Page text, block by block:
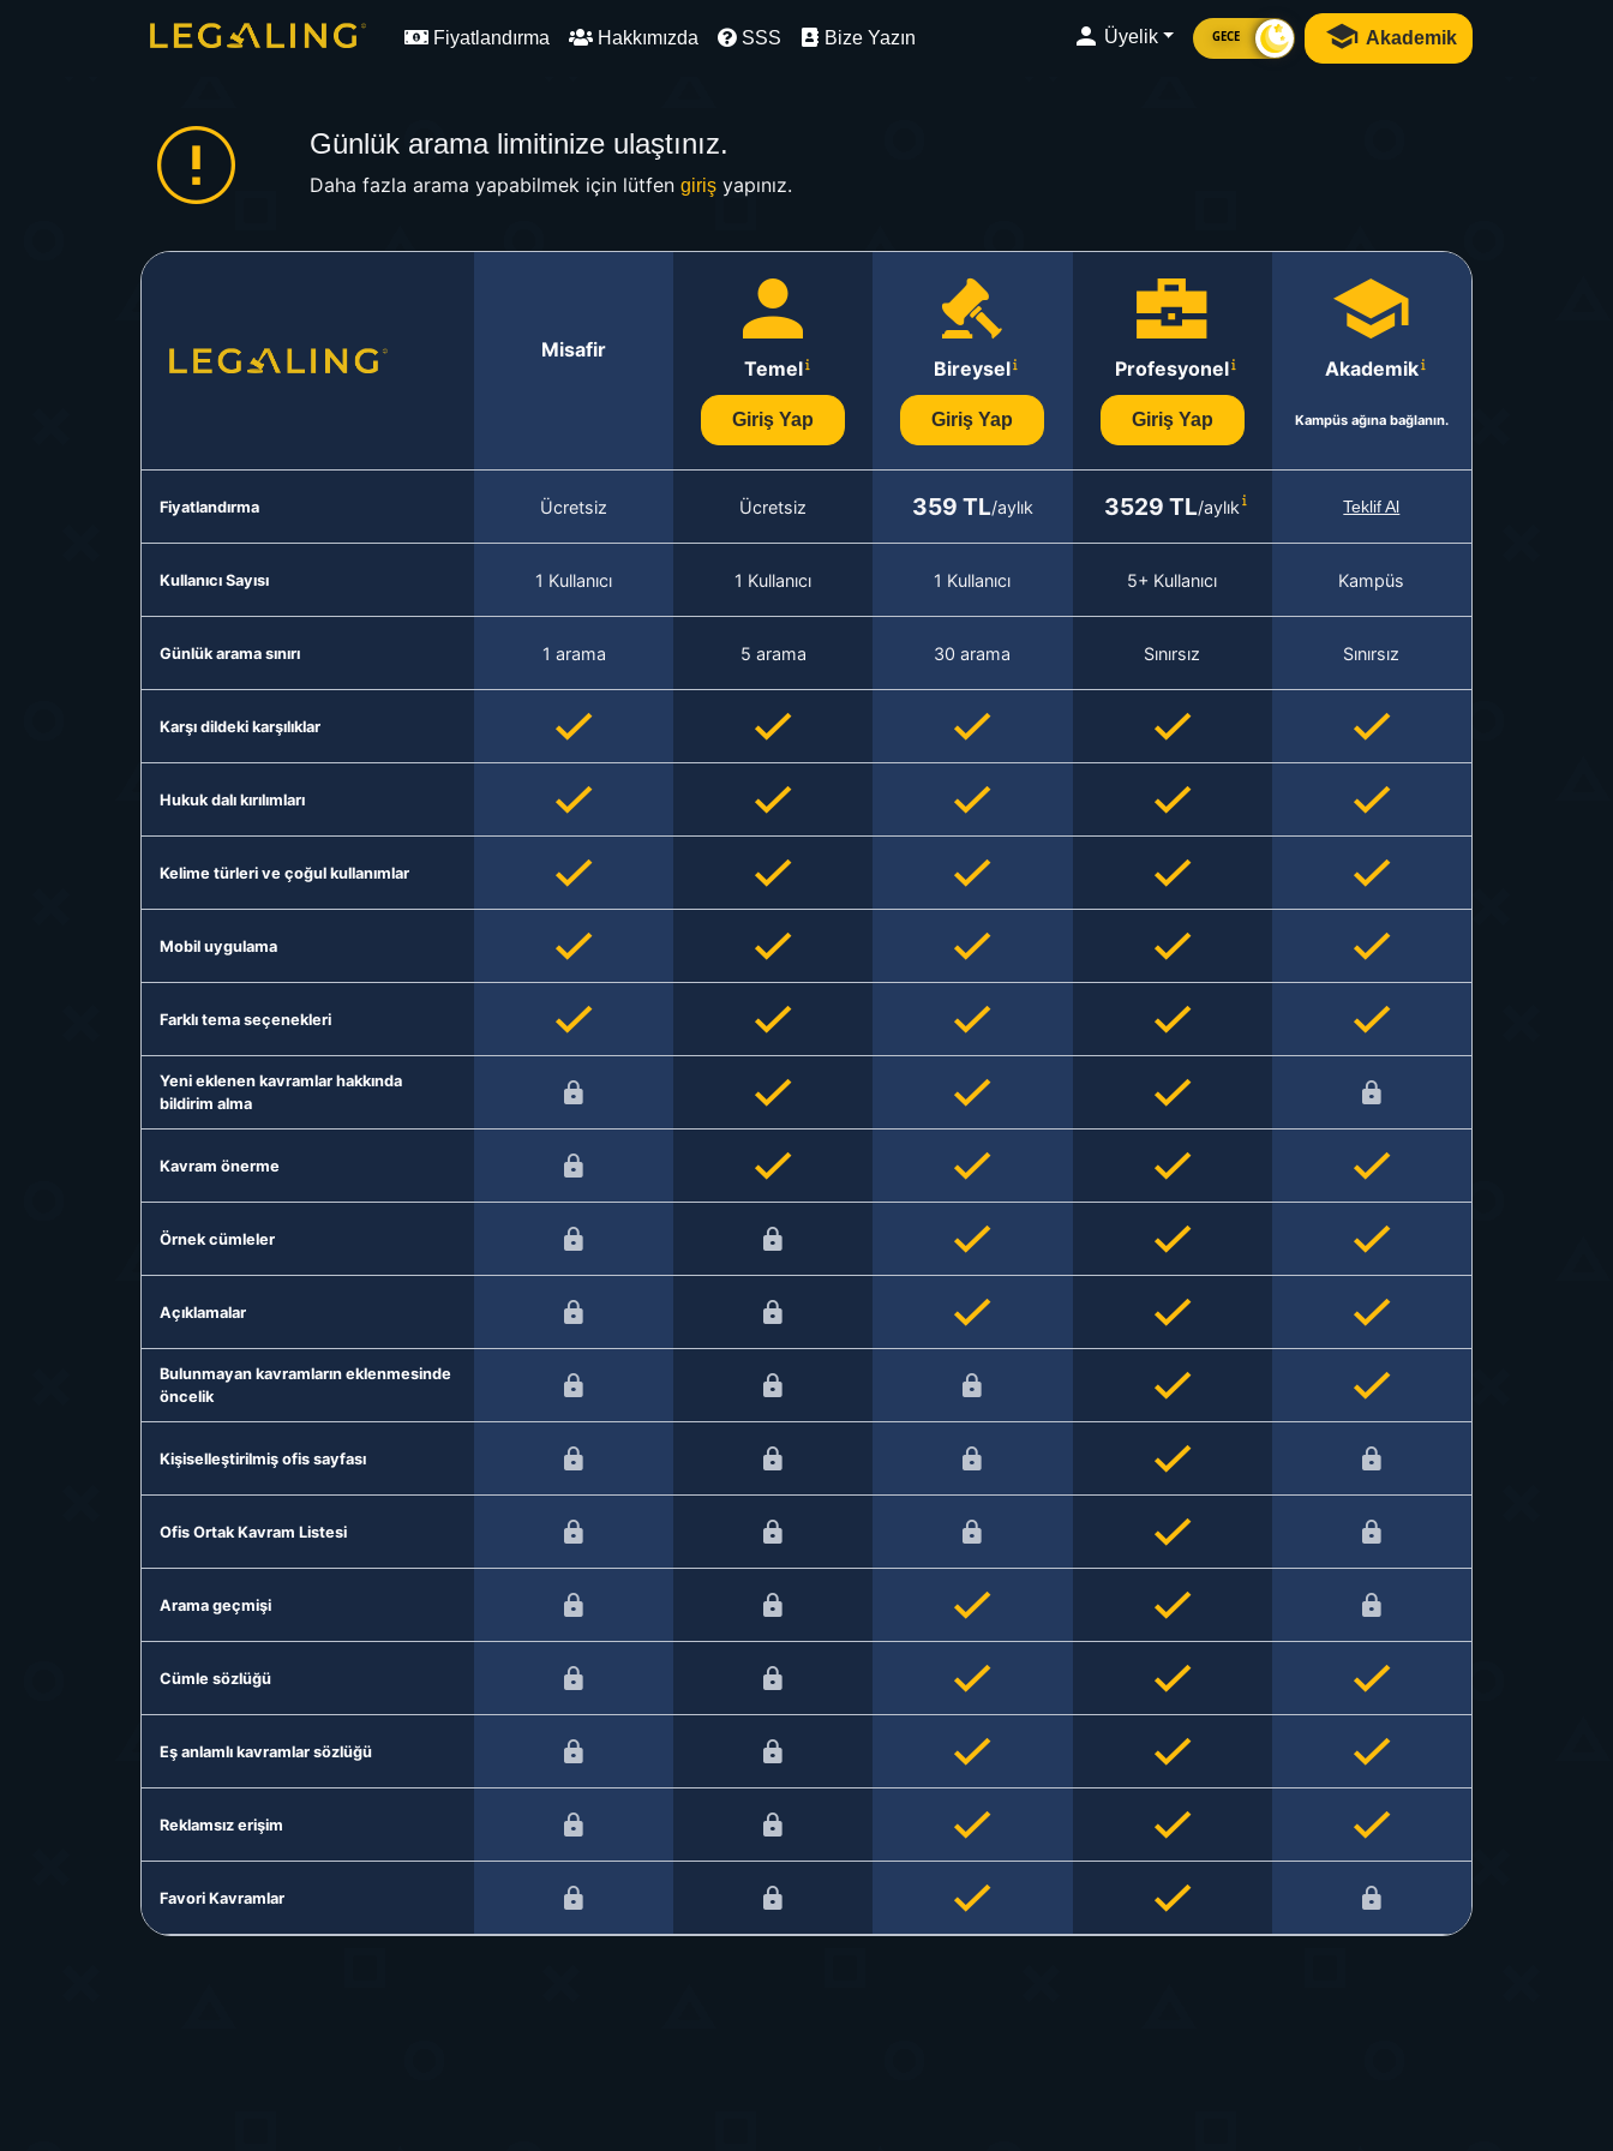
Fiyatlandırma Hakkımızda SSS Bize Yazın Üyelik GECE Akademik
Günlük arama limitinize ulaştınız.
Daha fazla arama yapabilmek için lütfen girişyapınız.
Misafir
Temel
Giriş Yap
Bireysel
Giriş Yap
Profesyonel
Giriş Yap
Akademik
Kampüs ağına bağlanın.
Fiyatlandırma Ücretsiz Ücretsiz 359 TL/aylık 3529 TL/aylık Teklif Al
Kullanıcı Sayısı 1 Kullanıcı 1 Kullanıcı 1 Kullanıcı 5+ Kullanıcı Kampüs
Günlük arama sınırı 1 arama 5 arama 30 arama Sınırsız Sınırsız
Karşı dildeki karşılıklar
Hukuk dalı kırılımları
Kelime türleri ve çoğul kullanımlar
Mobil uygulama
Farklı tema seçenekleri
Yeni eklenen kavramlar hakkında
bildirim alma
Kavram önerme
Örnek cümleler
Açıklamalar
Bulunmayan kavramların eklenmesinde
öncelik
Kişiselleştirilmiş ofis sayfası
Ofis Ortak Kavram Listesi
Arama geçmişi
Cümle sözlüğü
Eş anlamlı kavramlar sözlüğü
Reklamsız erişim
Favori Kavramlar